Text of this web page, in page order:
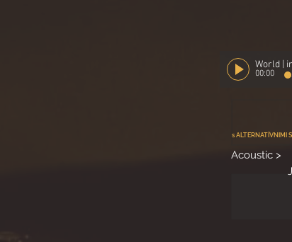
World |
00:00
Acoustic >
s ALTERNATÍVNIMI